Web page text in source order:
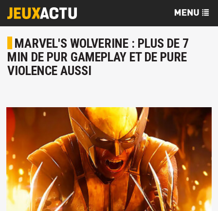
MARVEL'S WOLVERINE : PLUS DE 7
MIN DE PUR GAMEPLAY ET DE PURE
VIOLENCE AUSSI